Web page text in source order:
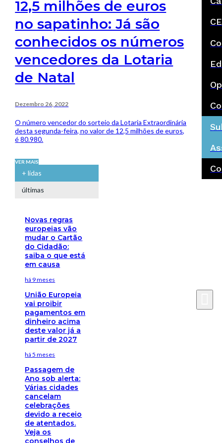
12,5 milhões de euros
no sapatinho: Já são
conhecidos os números
vencedores da Lotaria
de Natal
Dezembro 26, 2022
O número vencedor do sorteio da Lotaria Extraordinária
desta segunda-feira, no valor de 12,5 milhões de euros,
é 80.980.
VER MAIS
+ lidas
últimas
Novas regras
europeias vão
mudar o Cartão
do Cidadão:
saiba o que está
em causa
há 9 meses
União Europeia
vai proibir
pagamentos em
dinheiro acima
deste valor já a
partir de 2027
há 5 meses
Passagem de
Ano sob alerta:
Várias cidades
cancelam
celebrações
devido a receio
de atentados.
Veja os
conselhos de